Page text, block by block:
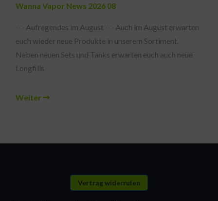
Wanna Vapor News 2026 08
--- Aufregendes im August --- Auch im August erwarten
euch wieder neue Produkte in unserem Sortiment.
Neben neuen Sets und Tanks erwarten euch auch neue
Longfills
Weiter
Vertrag widerrufen